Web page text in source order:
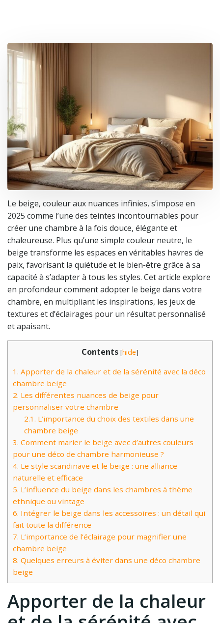
Le beige, couleur aux nuances infinies, s’impose en
2025 comme l’une des teintes incontournables pour
créer une chambre à la fois douce, élégante et
chaleureuse. Plus qu’une simple couleur neutre, le
beige transforme les espaces en véritables havres de
paix, favorisant la quiétude et le bien-être grâce à sa
capacité à s’adapter à tous les styles. Cet article explore
en profondeur comment adopter le beige dans votre
chambre, en multipliant les inspirations, les jeux de
textures et d’éclairages pour un résultat personnalisé
et apaisant.
Contents [hide]
1. Apporter de la chaleur et de la sérénité avec la déco
chambre beige
2. Les différentes nuances de beige pour
personnaliser votre chambre
2.1. L’importance du choix des textiles dans une
chambre beige
3. Comment marier le beige avec d’autres couleurs
pour une déco de chambre harmonieuse ?
4. Le style scandinave et le beige : une alliance
naturelle et efficace
5. L’influence du beige dans les chambres à thème
ethnique ou vintage
6. Intégrer le beige dans les accessoires : un détail qui
fait toute la différence
7. L’importance de l’éclairage pour magnifier une
chambre beige
8. Quelques erreurs à éviter dans une déco chambre
beige
Apporter de la chaleur